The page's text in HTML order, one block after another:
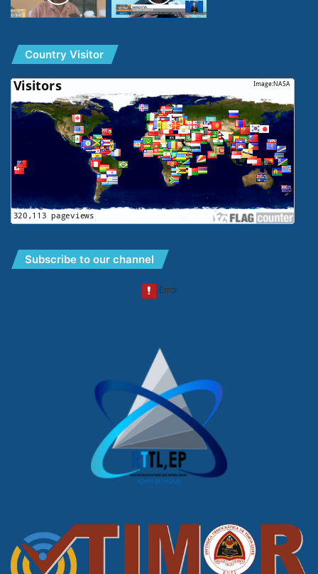
Country Visitor
Subscribe to our channel